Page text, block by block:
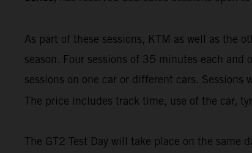
As part of these sessions, KTM as well as the
season. Four sessions of 35 minutes each
sessions on one car or different cars.
The price includes track time, use of the car,
The GT2 Test Day will take place on the same